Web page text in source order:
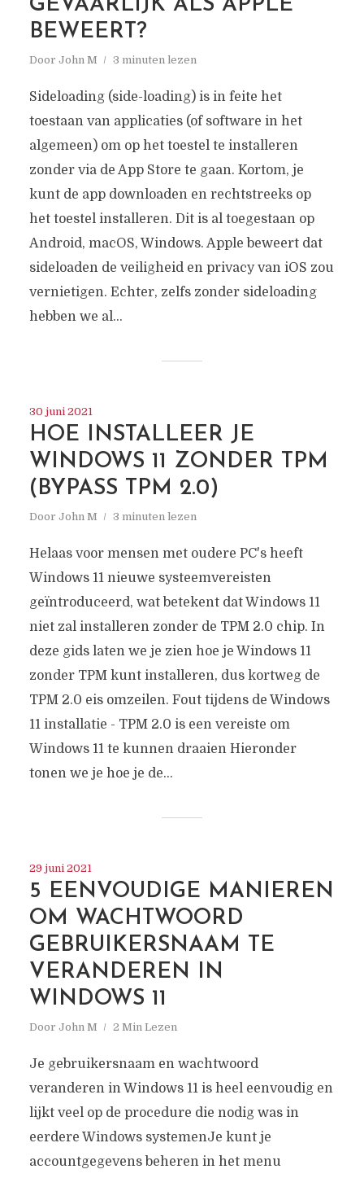
GEVAARLIJK ALS APPLE
BEWEERT?
Door John M 3 minuten lezen
Sideloading (side-loading) is in feite het
toestaan van applicaties (of software in het
algemeen) om op het toestel te installeren
zonder via de App Store te gaan. Kortom, je
kunt de app downloaden en rechtstreeks op
het toestel installeren. Dit is al toegestaan op
Android, macOS, Windows. Apple beweert dat
sideloaden de veiligheid en privacy van iOS zou
vernietigen. Echter, zelfs zonder sideloading
hebben we al...
30 juni 2021
HOE INSTALLEER JE
WINDOWS 11 ZONDER TPM
(BYPASS TPM 2.0)
Door John M 3 minuten lezen
Helaas voor mensen met oudere PC's heeft
Windows 11 nieuwe systeemvereisten
geïntroduceerd, wat betekent dat Windows 11
niet zal installeren zonder de TPM 2.0 chip. In
deze gids laten we je zien hoe je Windows 11
zonder TPM kunt installeren, dus kortweg de
TPM 2.0 eis omzeilen. Fout tijdens de Windows
11 installatie - TPM 2.0 is een vereiste om
Windows 11 te kunnen draaien Hieronder
tonen we je hoe je de...
29 juni 2021
5 EENVOUDIGE MANIEREN
OM WACHTWOORD
GEBRUIKERSNAAM TE
VERANDEREN IN
WINDOWS 11
Door John M 2 Min Lezen
Je gebruikersnaam en wachtwoord
veranderen in Windows 11 is heel eenvoudig en
lijkt veel op de procedure die nodig was in
eerdere Windows systemenJe kunt je
accountgegevens beheren in het menu